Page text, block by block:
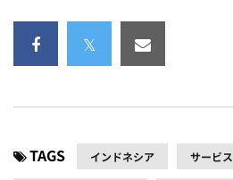
TAGS インドネシア サービス